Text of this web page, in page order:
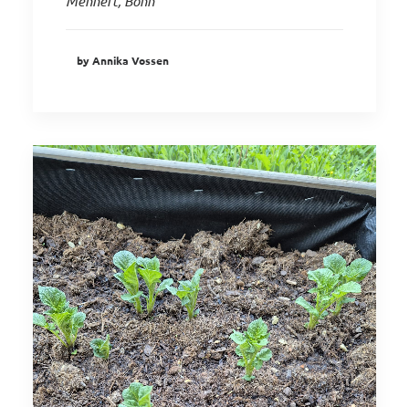
by Annika Vossen